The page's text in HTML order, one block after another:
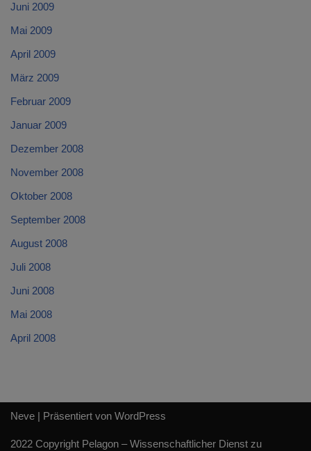
Juni 2009
Mai 2009
April 2009
März 2009
Februar 2009
Januar 2009
Dezember 2008
November 2008
Oktober 2008
September 2008
August 2008
Juli 2008
Juni 2008
Mai 2008
April 2008
Neve | Präsentiert von WordPress
2022 Copyright Pelagon – Wissenschaftlicher Dienst zu